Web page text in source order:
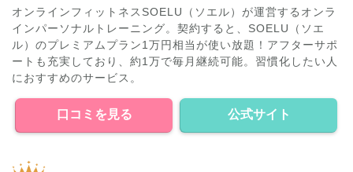
オンラインフィットネスSOELU（ソエル）が運営するオンラ
インパーソナルトレーニング。契約すると、SOELU（ソエ
ル）のプレミアムプラン1万円相当が使い放題！アフターサポ
ートも充実しており、約1万で毎月継続可能。習慣化したい人
におすすめのサービス。
口コミを見る 公式サイト